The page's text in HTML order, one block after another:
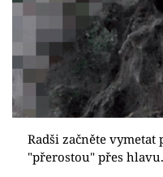
Videa
Sledujte prima+
Přihlášení
Sledujte nás
Radši začněte vymetat
"přerostou" přes